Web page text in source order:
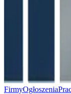
FirmyOgłoszenia